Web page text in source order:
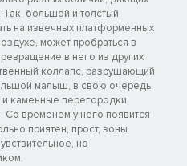
большой и толстый
на извечных платформенных
может пробраться в
в него из других
коллапс, разрушающий
малыш, в свою очередь,
и каменные перегородки,
Со временем у него появится
приятен, прост, зоны
но